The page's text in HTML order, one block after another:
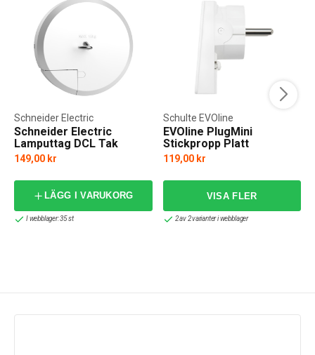
Schneider Electric
Lamputtag DCL Tak
Utanpåliggande BP
Schneider Electric
149,00 kr
LÄGG I VARUKORG
I webblager: 35 st
EVOline PlugMini
Stickpropp Platt
Schulte EVOline
119,00 kr
2 av 2 varianter i webblager